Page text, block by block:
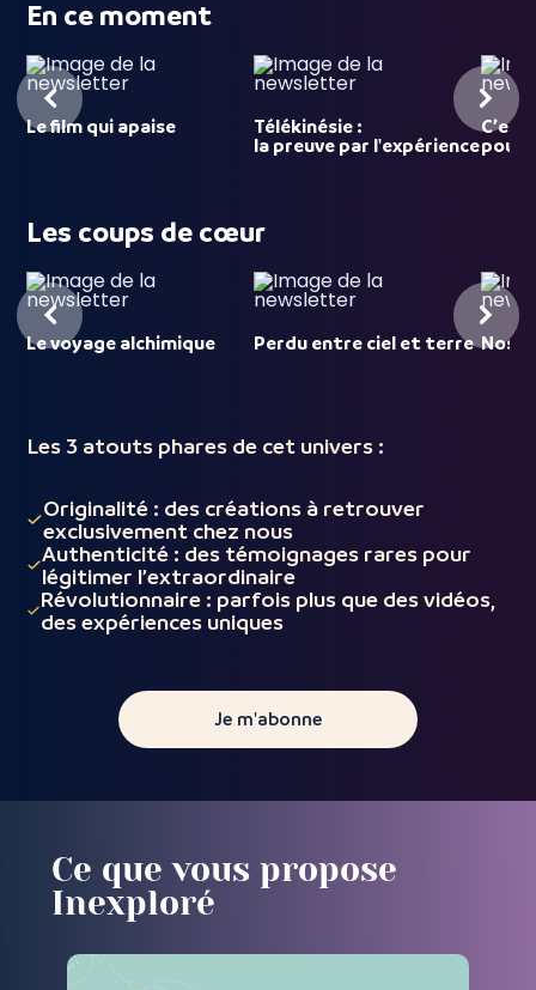
En ce moment
Le film qui apaise
Télékinésie :
la preuve par l'expériencepour
Les coups de cœur
Le voyage alchimique Perdu entre ciel et terre
Les 3 atouts phares de cet univers :
Originalité : des créations à retrouver
exclusivement chez nous
Authenticité : des témoignages rares pour
légitimer l’extraordinaire
Révolutionnaire : parfois plus que des vidéos,
des expériences uniques
Je m'abonne
Ce que vous propose
Inexploré